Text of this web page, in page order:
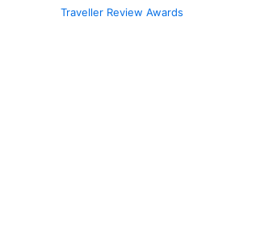
Traveller Review Awards